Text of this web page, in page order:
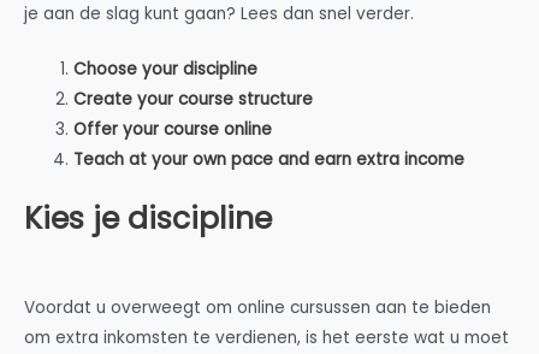
je aan de slag kunt gaan? Lees dan snel verder.
Choose your discipline
Create your course structure
Offer your course online
Teach at your own pace and earn extra income
Kies je discipline
Voordat u overweegt om online cursussen aan te bieden
om extra inkomsten te verdienen, is het eerste wat u moet